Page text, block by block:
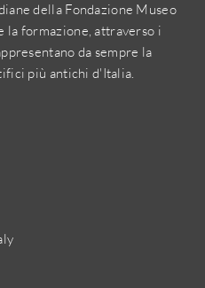
della Fondazione Museo
la formazione, attraverso i
da sempre la
più antichi d'Italia.